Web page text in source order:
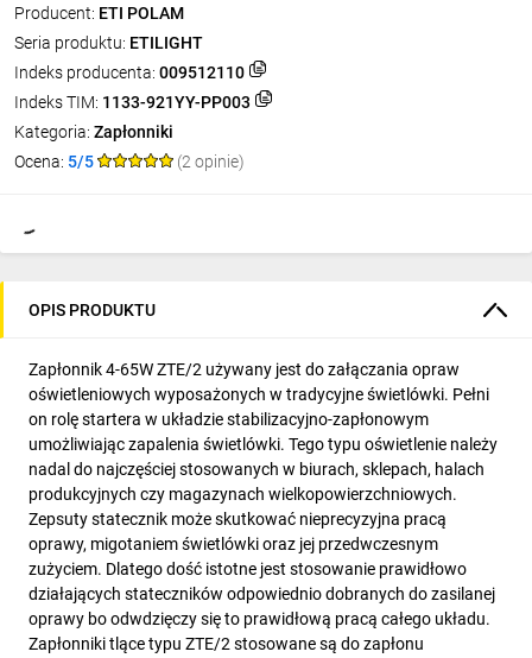
Producent: ETI POLAM
Seria produktu: ETILIGHT
Indeks producenta: 009512110
Indeks TIM: 1133-921YY-PP003
Kategoria: Zapłonniki
Ocena: 5/5 (2 opinie)
OPIS PRODUKTU
Zapłonnik 4-65W ZTE/2 używany jest do załączania opraw
oświetleniowych wyposażonych w tradycyjne świetlówki. Pełni
on rolę startera w układzie stabilizacyjno-zapłonowym
umożliwiając zapalenia świetlówki. Tego typu oświetlenie należy
nadal do najczęściej stosowanych w biurach, sklepach, halach
produkcyjnych czy magazynach wielkopowierzchniowych.
Zepsuty statecznik może skutkować nieprecyzyjna pracą
oprawy, migotaniem świetlówki oraz jej przedwczesnym
zużyciem. Dlatego dość istotne jest stosowanie prawidłowo
działających stateczników odpowiednio dobranych do zasilanej
oprawy bo odwdzięczy się to prawidłową pracą całego układu.
Zapłonniki tlące typu ZTE/2 stosowane są do zapłonu